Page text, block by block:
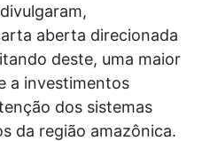
aberta direcionada
deste, uma maior
a investimentos
dos sistemas
da região amazônica.